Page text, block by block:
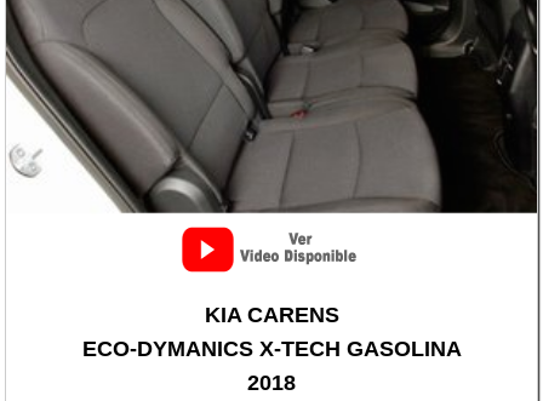
KIA CARENS
ECO-DYMANICS X-TECH GASOLINA
2018